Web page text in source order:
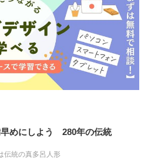
早めにしよう 280年の伝統
伝統の真多呂人形